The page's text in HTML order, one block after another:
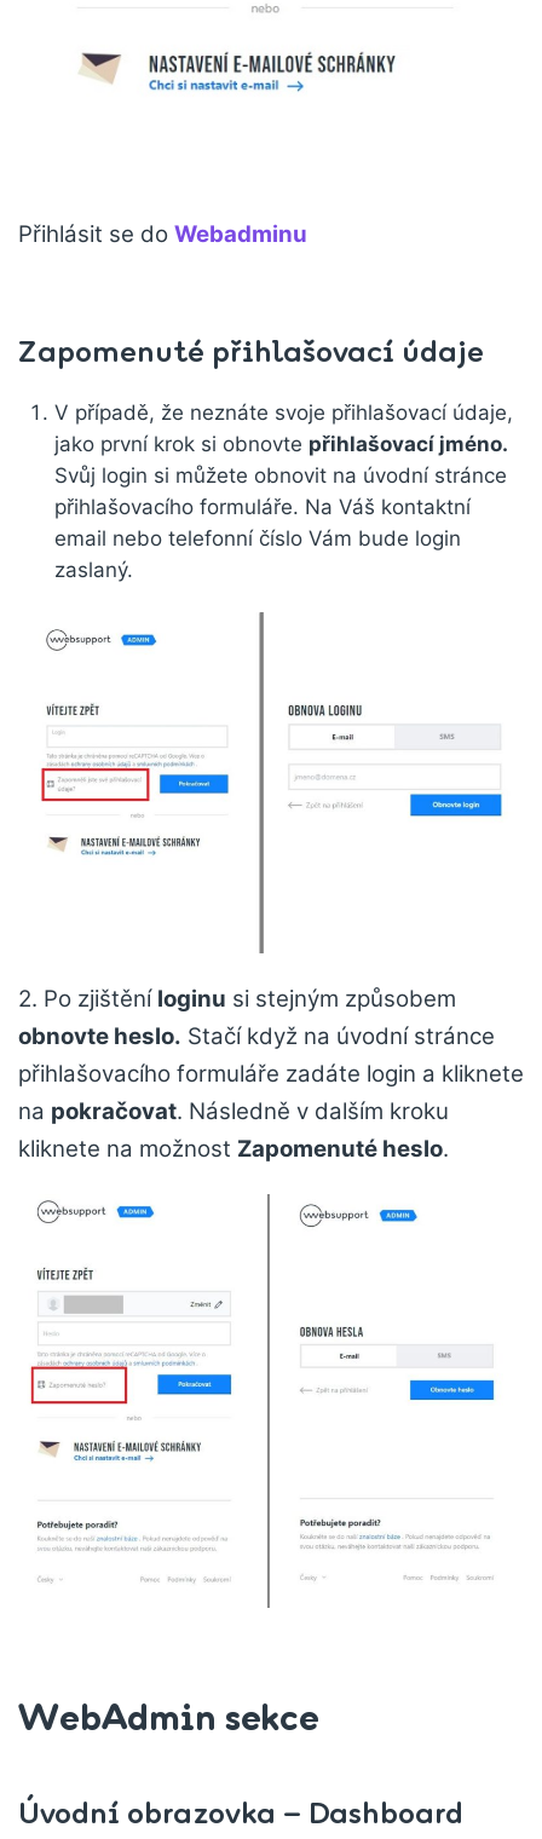
Přihlásit se do Webadminu
Zapomenuté přihlašovací údaje
V případě, že neznáte svoje přihlašovací údaje,
jako první krok si obnovte přihlašovací jméno.
Svůj login si můžete obnovit na úvodní stránce
přihlašovacího formuláře. Na Váš kontaktní
email nebo telefonní číslo Vám bude login
zaslaný.
2. Po zjištění loginu si stejným způsobem
obnovte heslo. Stačí když na úvodní stránce
přihlašovacího formuláře zadáte login a kliknete
na pokračovat. Následně v dalším kroku
kliknete na možnost Zapomenuté heslo.
WebAdmin sekce
Úvodní obrazovka – Dashboard